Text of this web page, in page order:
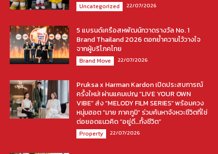
Uncategorized 22/07/2026
5 แบรนด์เครือสหพัฒน์กวาดรางวัล No. 1
Brand Thailand 2026 ตอกย้ำความไว้วางใจ
จากผู้บริโภคไทย
Brand Move 22/07/2026
Pruksa x Harman Kardon เปิดประสบการณ์
ครั้งใหม่! ผ่านแคมเปญ “LIVE YOUR OWN
VIBE” ส่ง “MELODY FILM SERIES” พร้อมควง
หนุ่มฮอต “มาย ภาคภูมิ” ร่วมค้นหาจังหวะชีวิตที่ใช่
ต่อยอดแนวคิด “อยู่ดี…ทั้งชีวิต”
Property 22/07/2026